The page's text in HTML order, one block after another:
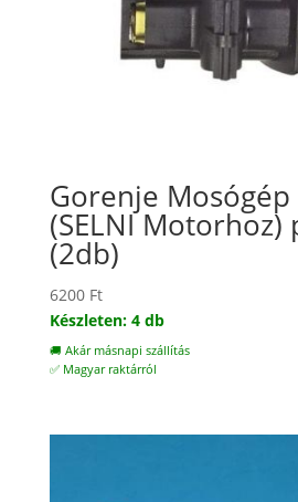
Gorenje Mosógép
(SELNI Motorhoz)
(2db)
6200 Ft
Készleten: 4 db
🚚 Akár másnapi szállítás
✅ Magyar raktárról